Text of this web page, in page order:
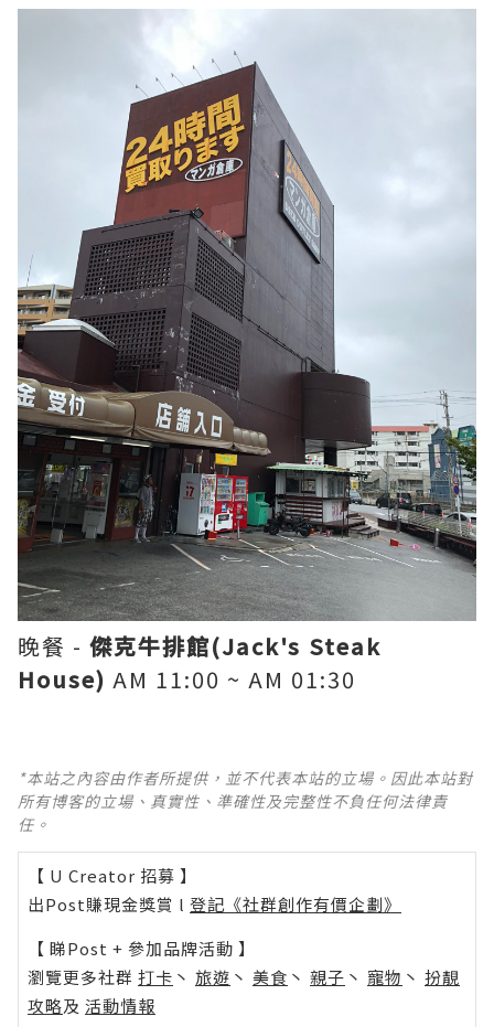
晚餐 - 傑克牛排館(Jack's Steak
House) AM 11:00 ~ AM 01:30
*本站之內容由作者所提供，並不代表本站的立場。因此本站對
所有博客的立場、真實性、準確性及完整性不負任何法律責
任。
【 U Creator 招募 】
出Post賺現金獎賞 l 登記《社群創作有價企劃》
【 睇Post + 參加品牌活動 】
瀏覽更多社群 打卡 丶 旅遊 丶 美食 丶 親子 丶 寵物 丶 扮靚
攻略及 活動情報